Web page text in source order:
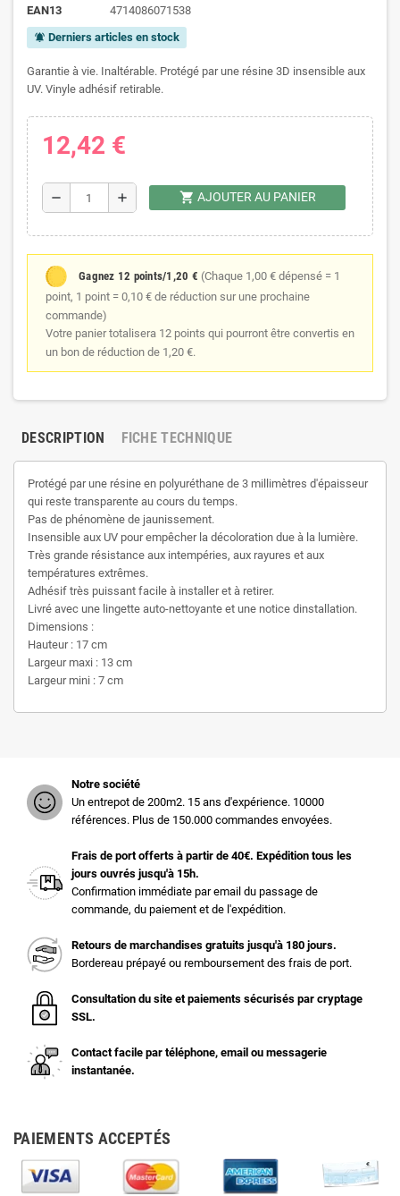
EAN13
4714086071538
notifications_active Derniers articles en stock
Garantie à vie. Inaltérable. Protégé par une résine 3D insensible aux
UV. Vinyle adhésif retirable.
12,42 €
remove add shopping_cart AJOUTER AU PANIER
Gagnez 12 points/1,20 € (Chaque 1,00 € dépensé = 1
point, 1 point = 0,10 € de réduction sur une prochaine
commande)
Votre panier totalisera 12 points qui pourront être convertis en
un bon de réduction de 1,20 €.
DESCRIPTION FICHE TECHNIQUE
Protégé par une résine en polyuréthane de 3 millimètres d'épaisseur
qui reste transparente au cours du temps.
Pas de phénomène de jaunissement.
Insensible aux UV pour empêcher la décoloration due à la lumière.
Très grande résistance aux intempéries, aux rayures et aux
températures extrêmes.
Adhésif très puissant facile à installer et à retirer.
Livré avec une lingette auto-nettoyante et une notice dinstallation.
Dimensions :
Hauteur : 17 cm
Largeur maxi : 13 cm
Largeur mini : 7 cm
Notre société
Un entrepot de 200m2. 15 ans d'expérience. 10000
références. Plus de 150.000 commandes envoyées.
Frais de port offerts à partir de 40€. Expédition tous les
jours ouvrés jusqu'à 15h.
Confirmation immédiate par email du passage de
commande, du paiement et de l'expédition.
Retours de marchandises gratuits jusqu'à 180 jours.
Bordereau prépayé ou remboursement des frais de port.
Consultation du site et paiements sécurisés par cryptage
SSL.
Contact facile par téléphone, email ou messagerie
instantanée.
PAIEMENTS ACCEPTÉS